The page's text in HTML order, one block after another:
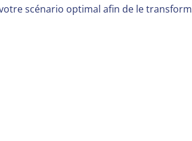
scénario optimal afin de le